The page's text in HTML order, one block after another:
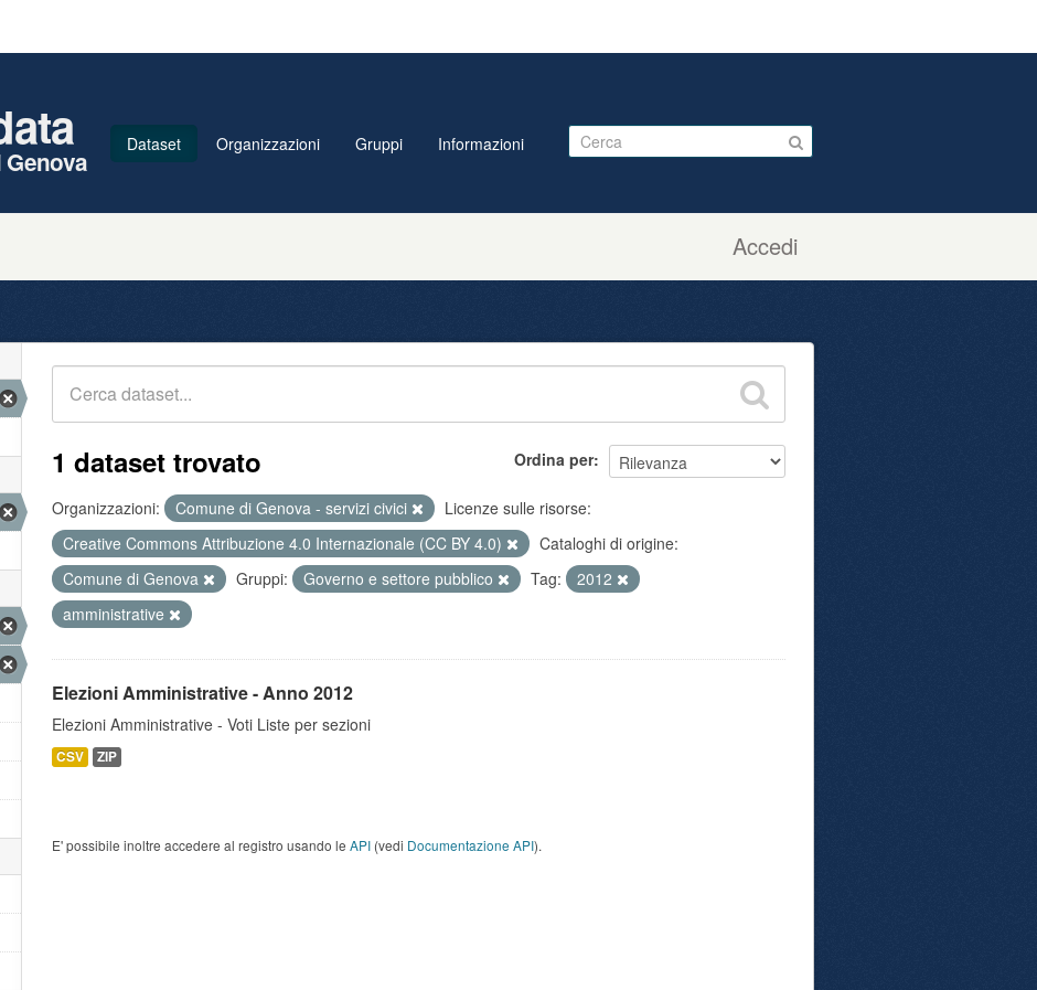
Accedi
Dataset Organizzazioni Gruppi Informazioni
Ordina per
1 dataset trovato
Organizzazioni: Comune di Genova - servizi civici
Licenze sulle risorse:
Creative Commons Attribuzione 4.0 Internazionale (CC BY 4.0)
Cataloghi di origine:
Comune di Genova
Gruppi: Governo e settore pubblico Tag:
2012
amministrative
Elezioni Amministrative - Anno 2012
Elezioni Amministrative - Voti Liste per sezioni
CSV ZIP
E' possibile inoltre accedere al registro usando le API (vedi Documentazione API).